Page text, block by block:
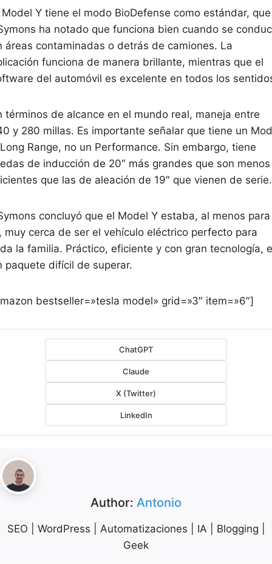
Model Y tiene el modo BioDefense como estándar, que
ha notado que funciona bien cuando se
áreas contaminadas o detrás de camiones. La
funciona de manera brillante, mientras que el
del automóvil es excelente en todos los
términos de alcance en el mundo real, maneja entre
y 280 millas. Es importante señalar que tiene un
Range, no un Performance. Sin embargo, tiene
de inducción de 20″ más grandes que son menos
que las de aleación de 19″ que vienen de serie.
concluyó que el Model Y estaba, al menos para
muy cerca de ser el vehículo eléctrico perfecto para
la familia. Práctico, eficiente y con gran tecnología,
paquete difícil de superar.
bestseller=»tesla model» grid=»3″ item=»6″]
ChatGPT
Claude
X (Twitter)
LinkedIn
Author: Antonio
SEO | WordPress | Automatizaciones | IA | Blogging |
Geek